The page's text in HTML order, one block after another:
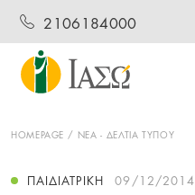
2106184000
HOMEPAGE ΝΕΑ - ΔΕΛΤΙΑ ΤΥΠΟΥ
ΠΑΙΔΙΑΤΡΙΚΉ 09/12/2014